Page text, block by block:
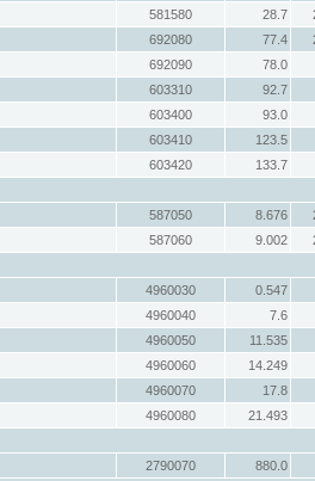
581580 28.7
692080 77.4
692090
78.0
603310
92.7
603400
93.0
603410
123.5
603420
133.7
587050 8.676
587060 9.002
4960030
0.547
4960040
7.6
4960050
11.535
4960060
14.249
4960070
17.8
4960080
21.493
2790070
880.0